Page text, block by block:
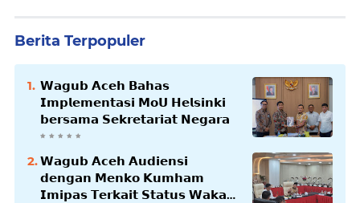
Berita Terpopuler
𝗪𝗮𝗴𝘂𝗯 𝗔𝗰𝗲𝗵 𝗕𝗮𝗵𝗮𝘀
𝗜𝗺𝗽𝗹𝗲𝗺𝗲𝗻𝘁𝗮𝘀𝗶 𝗠𝗼𝗨 𝗛𝗲𝗹𝘀𝗶𝗻𝗸𝗶
𝗯𝗲𝗿𝘀𝗮𝗺𝗮 𝗦𝗲𝗸𝗿𝗲𝘁𝗮𝗿𝗶𝗮𝘁 𝗡𝗲𝗴𝗮𝗿𝗮
𝗪𝗮𝗴𝘂𝗯 𝗔𝗰𝗲𝗵 𝗔𝘂𝗱𝗶𝗲𝗻𝘀𝗶
𝗱𝗲𝗻𝗴𝗮𝗻 𝗠𝗲𝗻𝗸𝗼 𝗞𝘂𝗺𝗵𝗮𝗺
𝗜𝗺𝗶𝗽𝗮𝘀 𝗧𝗲𝗿𝗸𝗮𝗶𝘁 𝗦𝘁𝗮𝘁𝘂𝘀 𝗪𝗮𝗸𝗮𝗳